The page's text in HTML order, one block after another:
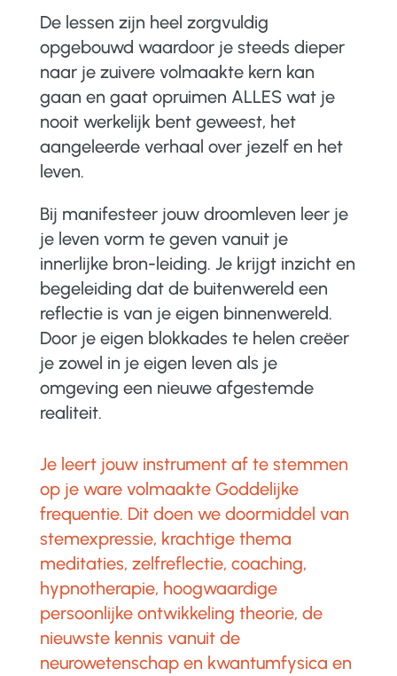
De lessen zijn heel zorgvuldig
opgebouwd waardoor je steeds dieper
naar je zuivere volmaakte kern kan
gaan en gaat opruimen ALLES wat je
nooit werkelijk bent geweest, het
aangeleerde verhaal over jezelf en het
leven.
Bij manifesteer jouw droomleven leer je
je leven vorm te geven vanuit je
innerlijke bron-leiding. Je krijgt inzicht en
begeleiding dat de buitenwereld een
reflectie is van je eigen binnenwereld.
Door je eigen blokkades te helen creëer
je zowel in je eigen leven als je
omgeving een nieuwe afgestemde
realiteit.
Je leert jouw instrument af te stemmen
op je ware volmaakte Goddelijke
frequentie. Dit doen we doormiddel van
stemexpressie, krachtige thema
meditaties, zelfreflectie, coaching,
hypnotherapie, hoogwaardige
persoonlijke ontwikkeling theorie, de
nieuwste kennis vanuit de
neurowetenschap en kwantumfysica en